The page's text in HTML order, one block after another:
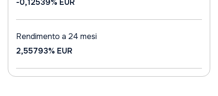
-0,12539% EUR
Rendimento a 24 mesi
2,55793% EUR